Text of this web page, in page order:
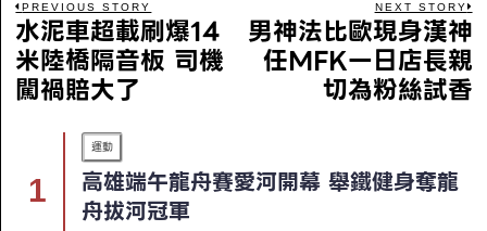
PREVIOUS STORY
水泥車超載刷爆14
米陸橋隔音板 司機
闖禍賠大了
NEXT STORY
男神法比歐現身漢神
任MFK一日店長親
切為粉絲試香
運動
高雄端午龍舟賽愛河開幕 舉鐵健身奪龍
舟拔河冠軍